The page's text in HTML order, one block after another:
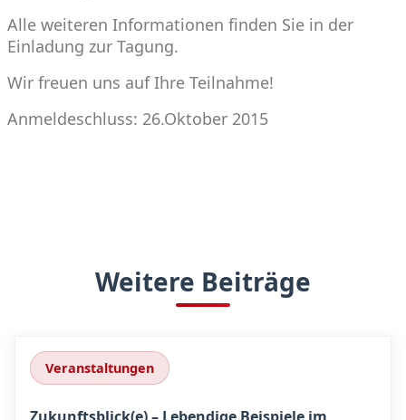
Alle weiteren Informationen finden Sie in der
Einladung zur Tagung.
Wir freuen uns auf Ihre Teilnahme!
Anmeldeschluss: 26.Oktober 2015
Weitere Beiträge
Veranstaltungen